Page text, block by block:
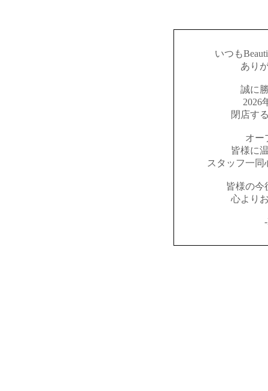
いつも
あり
誠に
2026
閉店す
オー
皆様に
スタッフ一
皆様の今
心より